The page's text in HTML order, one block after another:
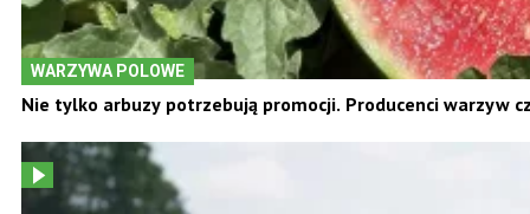
WARZYWA POLOWE
Nie tylko arbuzy potrzebują promocji. Producenci warzyw